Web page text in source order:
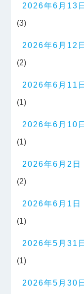
2026年6月13日
(3)
2026年6月12日
(2)
2026年6月11日
(1)
2026年6月10日
(1)
2026年6月2日
(2)
2026年6月1日
(1)
2026年5月31日
(1)
2026年5月30日